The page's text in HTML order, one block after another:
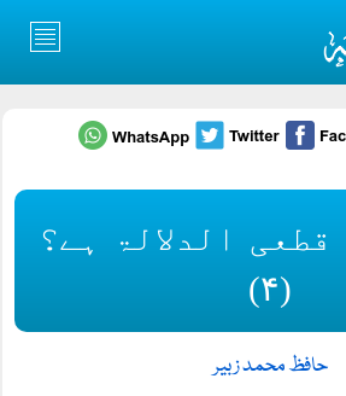
الدلالۃ ہے؟
(۴)
حافظ محمد زبیر